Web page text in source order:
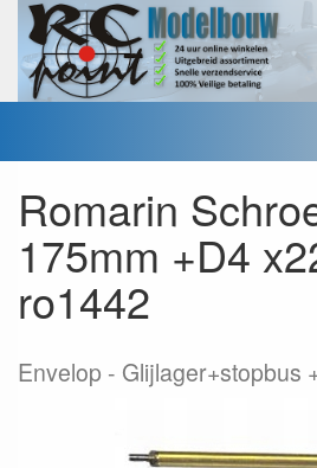
Romarin
175mm +D4
ro1442
Envelop Glijlager+stopbus